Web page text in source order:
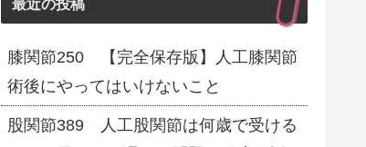
最近の投稿
膝関節250 【完全保存版】人工膝関節
術後にやってはいけないこと
股関節389 人工股関節は何歳で受ける